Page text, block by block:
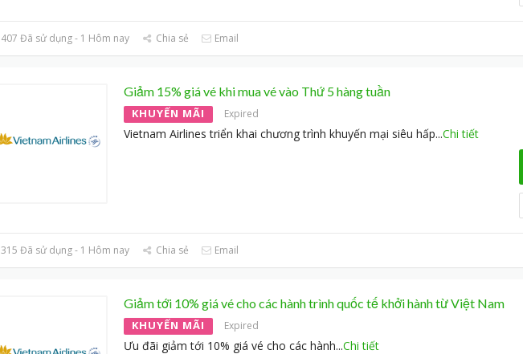
407 Đã sử dụng - 1 Hôm nay Chia sẻ Email
Giảm 15% giá vé khi mua vé vào Thứ 5 hàng tuần
KHUYẾN MÃI Expired
Vietnam Airlines triển khai chương trình khuyến mại siêu hấp...Chi tiết
315 Đã sử dụng - 1 Hôm nay Chia sẻ Email
Giảm tới 10% giá vé cho các hành trình quốc tế khởi hành từ Việt Nam
KHUYẾN MÃI Expired
Ưu đãi giảm tới 10% giá vé cho các hành...Chi tiết